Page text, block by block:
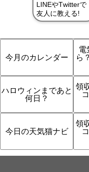
今月のカレンダー
電
ら
ハロウィンまであと
何日？
領
今日の天気猫ナビ
領